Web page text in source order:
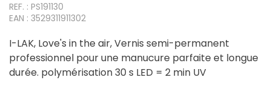
REF. : PS191130
EAN : 3529311911302
I-LAK, Love's in the air, Vernis semi-permanent
professionnel pour une manucure parfaite et longue
durée. polymérisation 30 s LED = 2 min UV